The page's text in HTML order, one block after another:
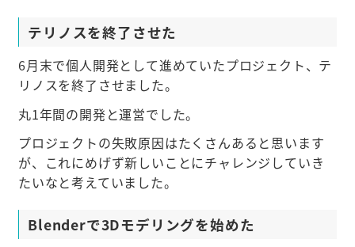
テリノスを終了させた
6月末で個人開発として進めていたプロジェクト、テ
リノスを終了させました。
丸1年間の開発と運営でした。
プロジェクトの失敗原因はたくさんあると思います
が、これにめげず新しいことにチャレンジしていき
たいなと考えていました。
Blenderで3Dモデリングを始めた